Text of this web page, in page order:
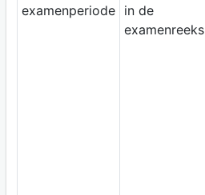
examenperiode
in de
examenreeks